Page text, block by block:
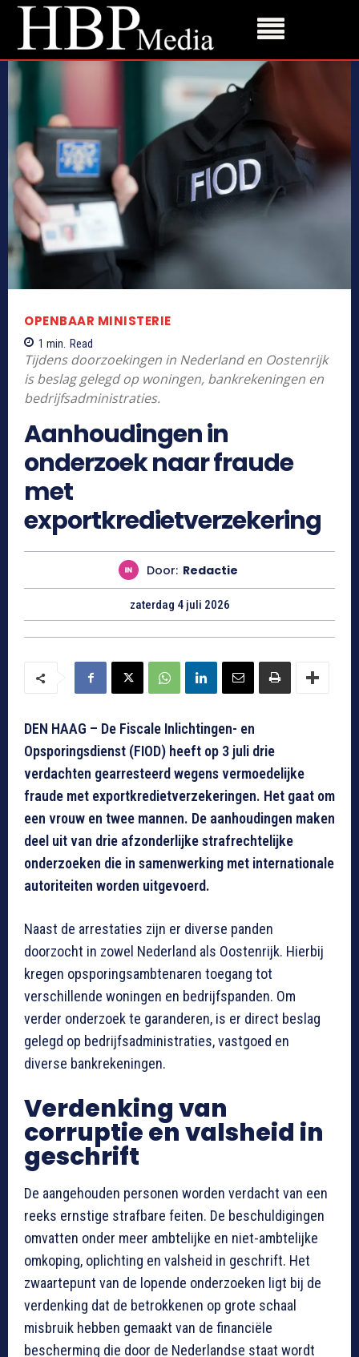
OPENBAAR MINISTERIE
1 min. Read
Tijdens doorzoekingen in Nederland en Oostenrijk
is beslag gelegd op woningen, bankrekeningen en
bedrijfsadministraties.
Aanhoudingen in
onderzoek naar fraude
met
exportkredietverzekering
Door: Redactie
zaterdag 4 juli 2026
DEN HAAG – De Fiscale Inlichtingen- en
Opsporingsdienst (FIOD) heeft op 3 juli drie
verdachten gearresteerd wegens vermoedelijke
fraude met exportkredietverzekeringen. Het gaat om
een vrouw en twee mannen. De aanhoudingen maken
deel uit van drie afzonderlijke strafrechtelijke
onderzoeken die in samenwerking met internationale
autoriteiten worden uitgevoerd.
Naast de arrestaties zijn er diverse panden
doorzocht in zowel Nederland als Oostenrijk. Hierbij
kregen opsporingsambtenaren toegang tot
verschillende woningen en bedrijfspanden. Om
verder onderzoek te garanderen, is er direct beslag
gelegd op bedrijfsadministraties, vastgoed en
diverse bankrekeningen.
Verdenking van
corruptie en valsheid in
geschrift
De aangehouden personen worden verdacht van een
reeks ernstige strafbare feiten. De beschuldigingen
omvatten onder meer ambtelijke en niet-ambtelijke
omkoping, oplichting en valsheid in geschrift. Het
zwaartepunt van de lopende onderzoeken ligt bij de
verdenking dat de betrokkenen op grote schaal
misbruik hebben gemaakt van de financiële
bescherming die door de Nederlandse staat wordt